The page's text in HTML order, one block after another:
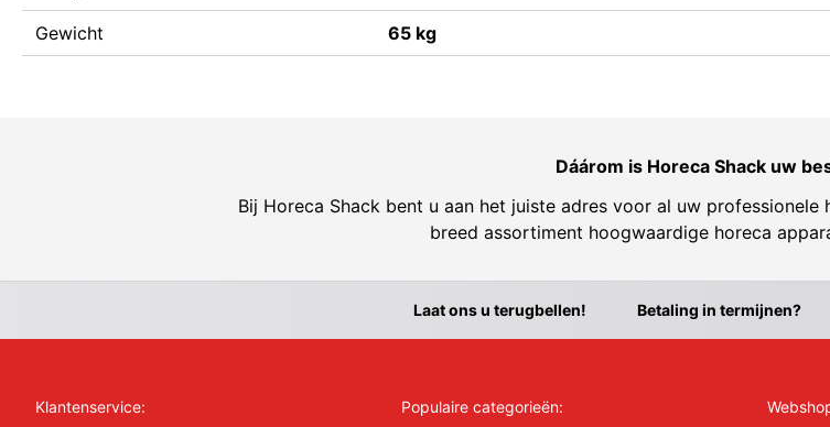
Gewicht 65 kg
Dáárom is Horeca Shack uw
Bij Horeca Shack bent u aan het juiste adres voor al uw
breed assortiment hoogwaardige horeca
Laat ons u terugbellen! Betaling in termijnen?
Klantenservice: Populaire categorieën: